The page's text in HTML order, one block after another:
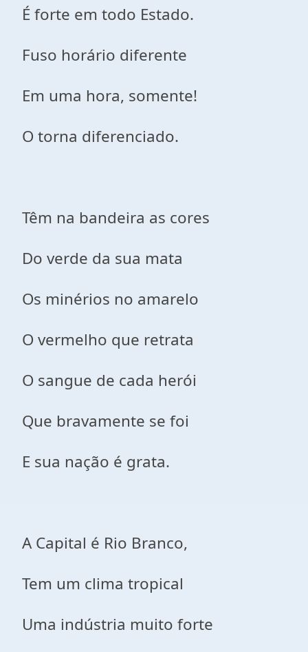
É forte em todo Estado.
Fuso horário diferente
Em uma hora, somente!
O torna diferenciado.
Têm na bandeira as cores
Do verde da sua mata
Os minérios no amarelo
O vermelho que retrata
O sangue de cada herói
Que bravamente se foi
E sua nação é grata.
A Capital é Rio Branco,
Tem um clima tropical
Uma indústria muito forte